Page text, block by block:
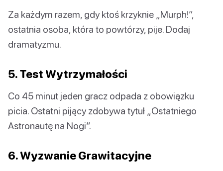
Za każdym razem, gdy ktoś krzyknie „Murph!”,
ostatnia osoba, która to powtórzy, pije. Dodaj
dramatyzmu.
5. Test Wytrzymałości
Co 45 minut jeden gracz odpada z obowiązku
picia. Ostatni pijący zdobywa tytuł „Ostatniego
Astronautę na Nogi”.
6. Wyzwanie Grawitacyjne